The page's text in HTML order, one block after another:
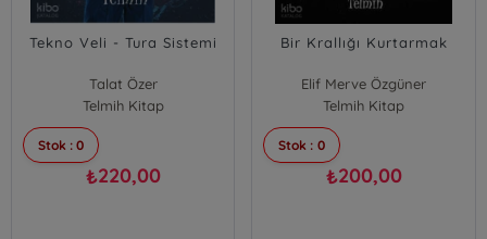
Tekno Veli - Tura Sistemi
Talat Özer
Telmih Kitap
Stok : 0
₺220,00
Bir Krallığı Kurtarmak
Elif Merve Özgüner
Telmih Kitap
Stok : 0
₺200,00